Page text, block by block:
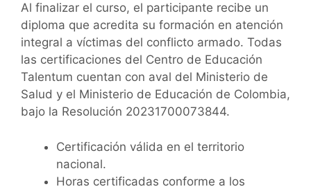
Al finalizar el curso, el participante recibe un
diploma que acredita su formación en atención
integral a víctimas del conflicto armado. Todas
las certificaciones del Centro de Educación
Talentum cuentan con aval del Ministerio de
Salud y el Ministerio de Educación de Colombia,
bajo la Resolución 20231700073844.
Certificación válida en el territorio
nacional.
Horas certificadas conforme a los